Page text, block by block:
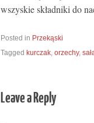
wszyskie składniki do
Posted in Przekąski
Tagged kurczak orzechy,
Leave a Reply